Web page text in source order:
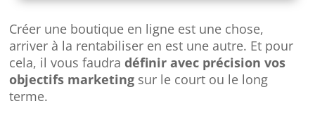
Créer une boutique en ligne est une chose,
arriver à la rentabiliser en est une autre. Et pour
cela, il vous faudradéfinir avec précision vos
objectifs marketing sur le court ou le long
terme.